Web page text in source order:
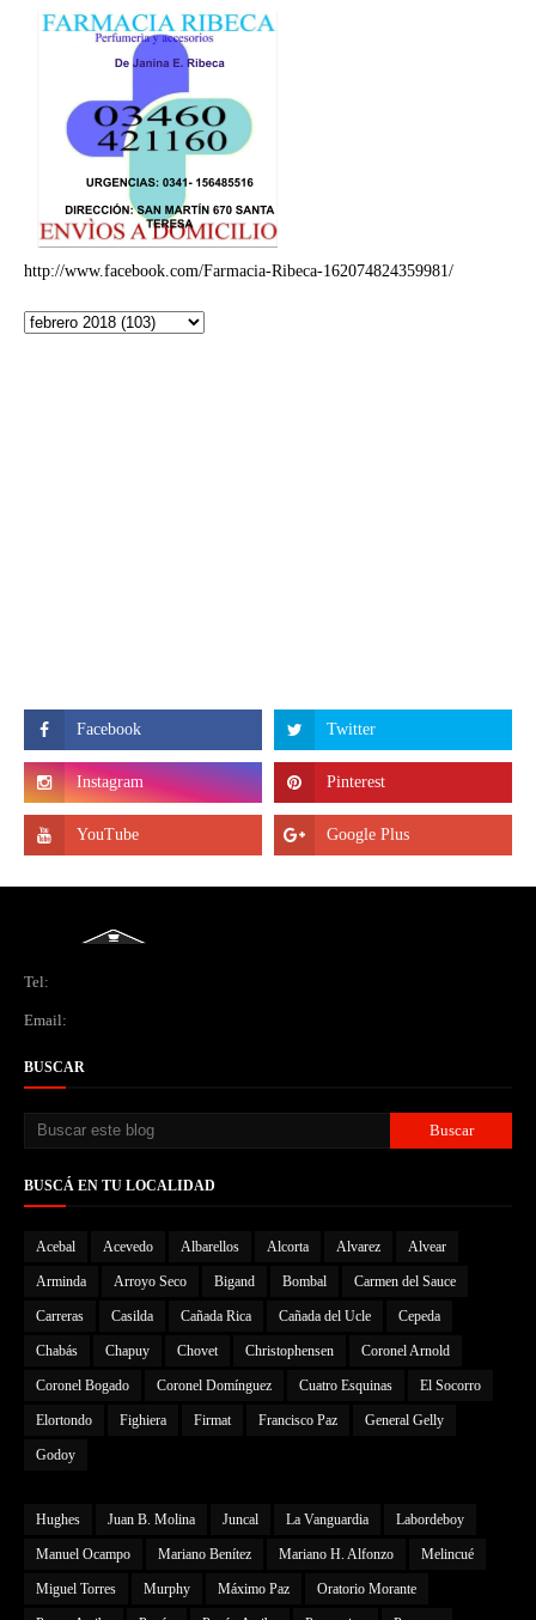
http://www.facebook.com/Farmacia-Ribeca-162074824359981/
Tel:
Email:
BUSCAR
BUSCÁ EN TU LOCALIDAD
Acebal Acevedo Albarellos Alcorta Alvarez Alvear
Arminda Arroyo Seco Bigand Bombal Carmen del Sauce
Carreras Casilda Cañada Rica Cañada del Ucle Cepeda
Chabás Chapuy Chovet Christophensen Coronel Arnold
Coronel Bogado Coronel Domínguez Cuatro Esquinas El Socorro
Elortondo Fighiera Firmat Francisco Paz General Gelly
Godoy
Hughes Juan B. Molina Juncal La Vanguardia Labordeboy
Manuel Ocampo Mariano Benítez Mariano H. Alfonzo Melincué
Miguel Torres Murphy Máximo Paz Oratorio Morante